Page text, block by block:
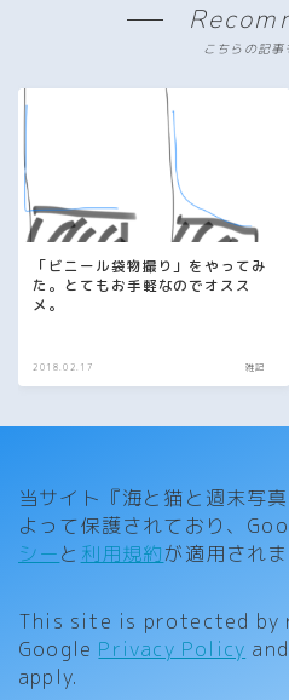
こちらの記事
「ビニール袋物撮り」をやってみ
た。とてもお手軽なのでオスス
メ。
2018.02.17 雑記
当サイト『海と猫と週末写
よって保護されており、
シーと 利用規約が適用されま
This site is protected by
Google Privacy Policy and
apply.